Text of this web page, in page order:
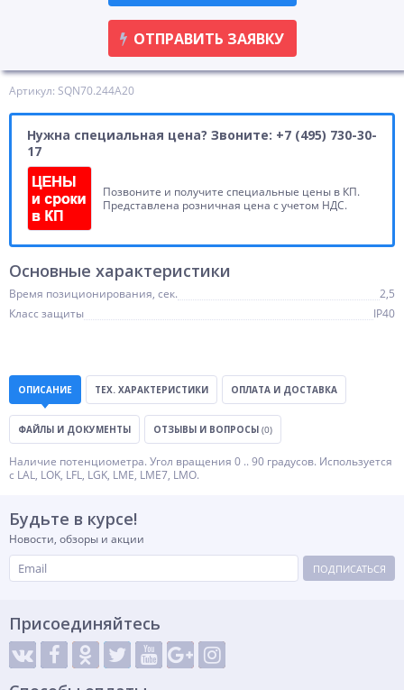
Артикул: SQN70.244A20
Нужна специальная цена? Звоните: +7 (495) 730-30-
17
Позвоните и получите специальные цены в КП.
Представлена розничная цена с учетом НДС.
ОТПРАВИТЬ ЗАЯВКУ
Основные характеристики
Время позиционирования, сек.
2,5
Класс защиты
IP40
ОПИСАНИЕ ТЕХ. ХАРАКТЕРИСТИКИ ОПЛАТА И ДОСТАВКА
ФАЙЛЫ И ДОКУМЕНТЫ ОТЗЫВЫ И ВОПРОСЫ (0)
Наличие потенциометра. Угол вращения 0 .. 90 градусов. Используется
с LAL, LOK, LFL, LGK, LME, LME7, LMO.
Будьте в курсе!
Новости, обзоры и акции
ПОДПИСАТЬСЯ
Присоединяйтесь